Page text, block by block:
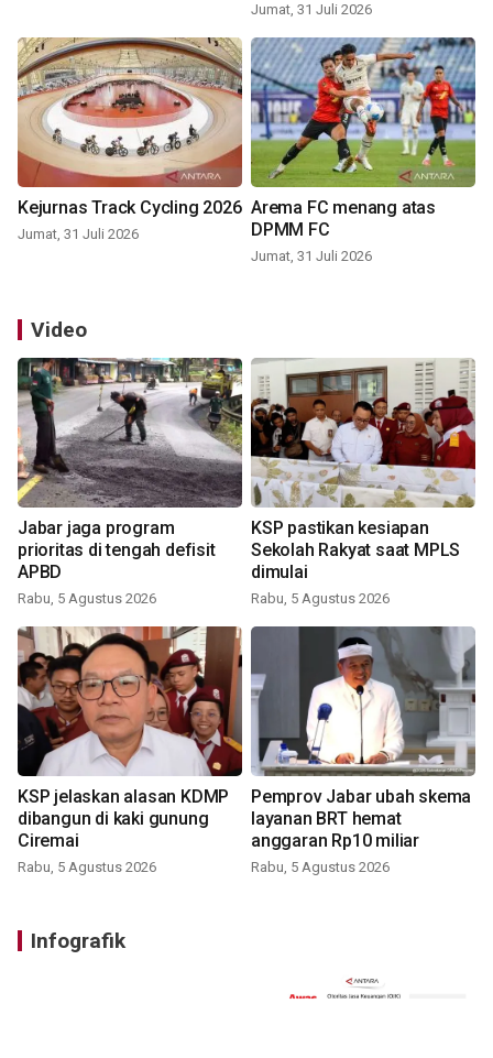
Jumat, 31 Juli 2026
Kejurnas Track Cycling 2026
Jumat, 31 Juli 2026
Arema FC menang atas
DPMM FC
Jumat, 31 Juli 2026
Video
Jabar jaga program
prioritas di tengah defisit
APBD
Rabu, 5 Agustus 2026
KSP pastikan kesiapan
Sekolah Rakyat saat MPLS
dimulai
Rabu, 5 Agustus 2026
KSP jelaskan alasan KDMP
dibangun di kaki gunung
Ciremai
Rabu, 5 Agustus 2026
Pemprov Jabar ubah skema
layanan BRT hemat
anggaran Rp10 miliar
Rabu, 5 Agustus 2026
Infografik